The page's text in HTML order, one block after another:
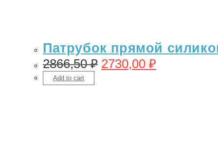
Патрубок прямой
2866,50₽ 2730,00 ₽
Add to cart